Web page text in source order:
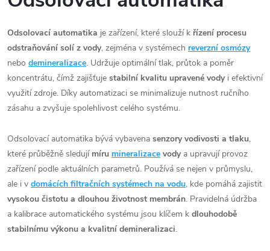
Odsolovací automatika je zařízení, které slouží k řízení procesu
odstraňování solí z vody, zejména v systémech reverzní osmózy
nebo demineralizace. Udržuje optimální tlak, průtok a poměr
koncentrátu, čímž zajišťuje stabilní kvalitu upravené vodyi efektivní
využití zdroje. Díky automatizaci se minimalizuje nutnost ručního
zásahu a zvyšuje spolehlivost celého systému.
Odsolovací automatika bývá vybavena senzory vodivosti a tlaku,
které průběžně sledují míru mineralizace vodya upravují provoz
zařízení podle aktuálních parametrů. Používá se nejen v průmyslu,
ale i v domácích filtračních systémech na vodu, kde pomáhá zajistit
vysokou čistotu a dlouhou životnost membrán. Pravidelná údržba
a kalibrace automatického systému jsou klíčem k dlouhodobě
stabilnímu výkonu a kvalitní demineralizaci.